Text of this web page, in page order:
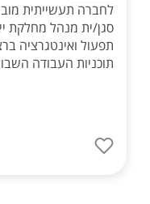
לחברה תעשייתית
סגן/ית מנהל מחלקת
תוכניות העבודה